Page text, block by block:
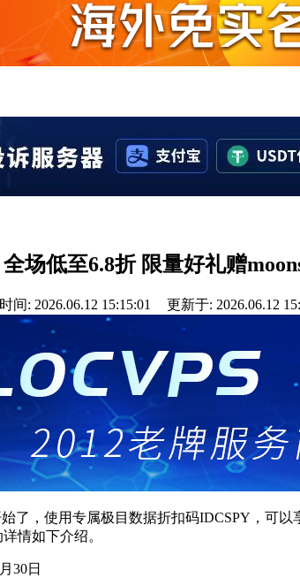
场低至6.8折 限量好礼赠
间: 2026.06.12 15:15:01 更新于: 2026.06.12
了，使用专属极目数据折扣码IDCSPY，可
情如下介绍。
30日